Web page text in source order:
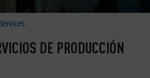
DE PRODUCCIÓN